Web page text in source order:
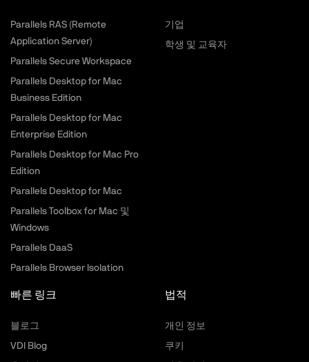
Parallels RAS (Remote
Application Server)
Parallels Secure Workspace
Parallels Desktop for Mac
Business Edition
Parallels Desktop for Mac
Enterprise Edition
Parallels Desktop for Mac Pro
Edition
Parallels Desktop for Mac
Parallels Toolbox for Mac 및
Windows
Parallels DaaS
Parallels Browser Isolation
기업
학생 및 교육자
빠른 링크
블로그
VDI Blog
법적
개인 정보
쿠키